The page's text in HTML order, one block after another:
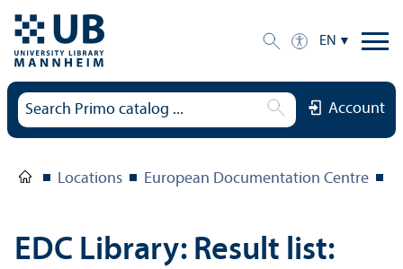
EN
Account
Locations European Documentation Centre
EDC Library: Result list: